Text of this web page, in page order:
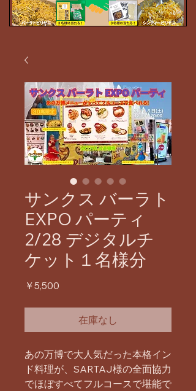
サンクス バーラト
EXPO パーティ
2/28 デジタルチ
ケット１名様分
￥5,500
在庫なし
あの万博で大人気だった本格イン
ド料理が、SARTAJ様の全面協力
でほぼすべてフルコースで堪能で